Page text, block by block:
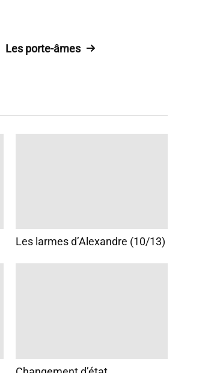
Les porte-âmes
Les larmes d’Alexandre (10/13)